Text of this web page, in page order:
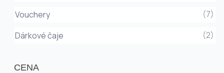
Vouchery
(7)
Dárkové čaje
(2)
CENA